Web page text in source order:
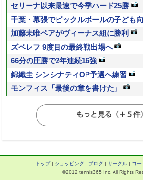
セリーナ以来最速で今季ハード25勝
千葉・幕張でピックルボールの子ども
加藤未唯ペアがヴィーナス組に勝利
ズベレフ 9度目の最終戦出場へ
66分の圧勝で2年連続16強
錦織圭 シンシナティOP予選へ練習
モンフィス「最後の章を書けた」
トップ| ショッピング| ブログ| サークル| コー
©2012 tennis365 Inc. All Rights